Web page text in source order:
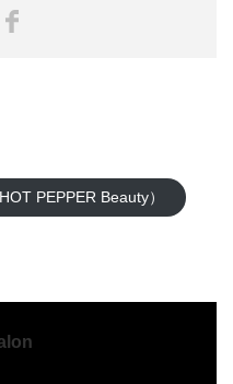
PEPPER Beauty）